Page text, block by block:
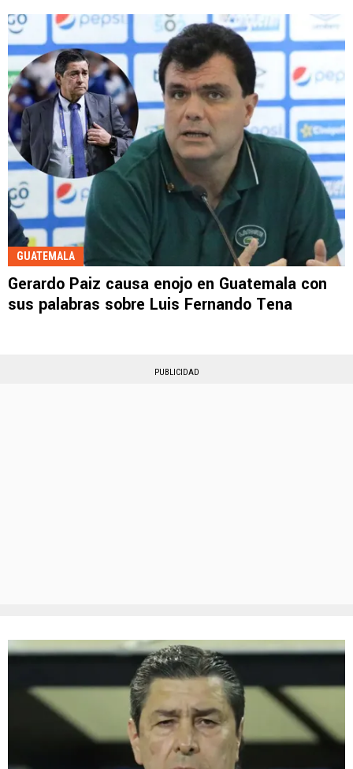
GUATEMALA
Gerardo Paiz causa enojo en Guatemala con
sus palabras sobre Luis Fernando Tena
PUBLICIDAD